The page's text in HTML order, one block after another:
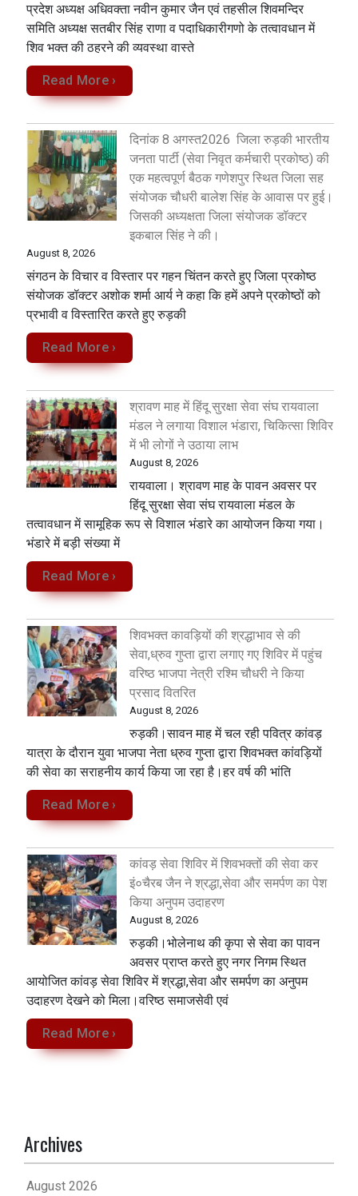
प्रदेश अध्यक्ष अधिवक्ता नवीन कुमार जैन एवं तहसील शिवमन्दिर
समिति अध्यक्ष सतबीर सिंह राणा व पदाधिकारीगणो के तत्वावधान में
शिव भक्त की ठहरने की व्यवस्था वास्ते
Read More ›
दिनांक 8 अगस्त2026 जिला रुड़की भारतीय
जनता पार्टी (सेवा निवृत कर्मचारी प्रकोष्ठ) की
एक महत्वपूर्ण बैठक गणेशपुर स्थित जिला सह
संयोजक चौधरी बालेश सिंह के आवास पर हुई।
जिसकी अध्यक्षता जिला संयोजक डॉक्टर
इकबाल सिंह ने की।
August 8, 2026
संगठन के विचार व विस्तार पर गहन चिंतन करते हुए जिला प्रकोष्ठ
संयोजक डॉक्टर अशोक शर्मा आर्य ने कहा कि हमें अपने प्रकोष्ठों को
प्रभावी व विस्तारित करते हुए रुड़की
Read More ›
श्रावण माह में हिंदू सुरक्षा सेवा संघ रायवाला
मंडल ने लगाया विशाल भंडारा, चिकित्सा शिविर
में भी लोगों ने उठाया लाभ
August 8, 2026
रायवाला। श्रावण माह के पावन अवसर पर
हिंदू सुरक्षा सेवा संघ रायवाला मंडल के
तत्वावधान में सामूहिक रूप से विशाल भंडारे का आयोजन किया गया।
भंडारे में बड़ी संख्या में
Read More ›
शिवभक्त कावड़ियों की श्रद्धाभाव से की
सेवा,ध्रुव गुप्ता द्वारा लगाए गए शिविर में पहुंच
वरिष्ठ भाजपा नेत्री रश्मि चौधरी ने किया
प्रसाद वितरित
August 8, 2026
रुड़की।सावन माह में चल रही पवित्र कांवड़
यात्रा के दौरान युवा भाजपा नेता ध्रुव गुप्ता द्वारा शिवभक्त कांवड़ियों
की सेवा का सराहनीय कार्य किया जा रहा है।हर वर्ष की भांति
Read More ›
कांवड़ सेवा शिविर में शिवभक्तों की सेवा कर
इं०चैरब जैन ने श्रद्धा,सेवा और समर्पण का पेश
किया अनुपम उदाहरण
August 8, 2026
रुड़की।भोलेनाथ की कृपा से सेवा का पावन
अवसर प्राप्त करते हुए नगर निगम स्थित
आयोजित कांवड़ सेवा शिविर में श्रद्धा,सेवा और समर्पण का अनुपम
उदाहरण देखने को मिला‌।वरिष्ठ समाजसेवी एवं
Read More ›
Archives
August 2026